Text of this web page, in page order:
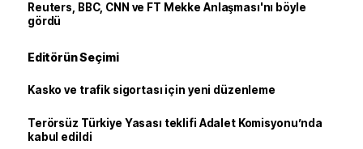
Reuters, BBC, CNN ve FT Mekke Anlaşması'nı böyle
gördü
Editörün Seçimi
Kasko ve trafik sigortası için yeni düzenleme
Terörsüz Türkiye Yasası teklifi Adalet Komisyonu’nda
kabul edildi